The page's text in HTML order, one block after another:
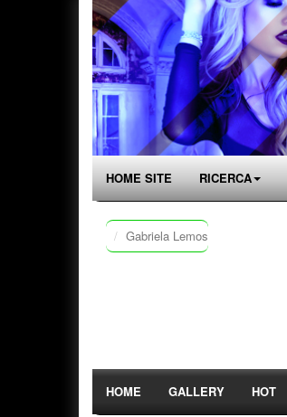
HOME SITE RICERCA
Gabriela Lemos
HOME GALLERY HOT